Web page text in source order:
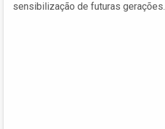
sensibilização de futuras gerações.